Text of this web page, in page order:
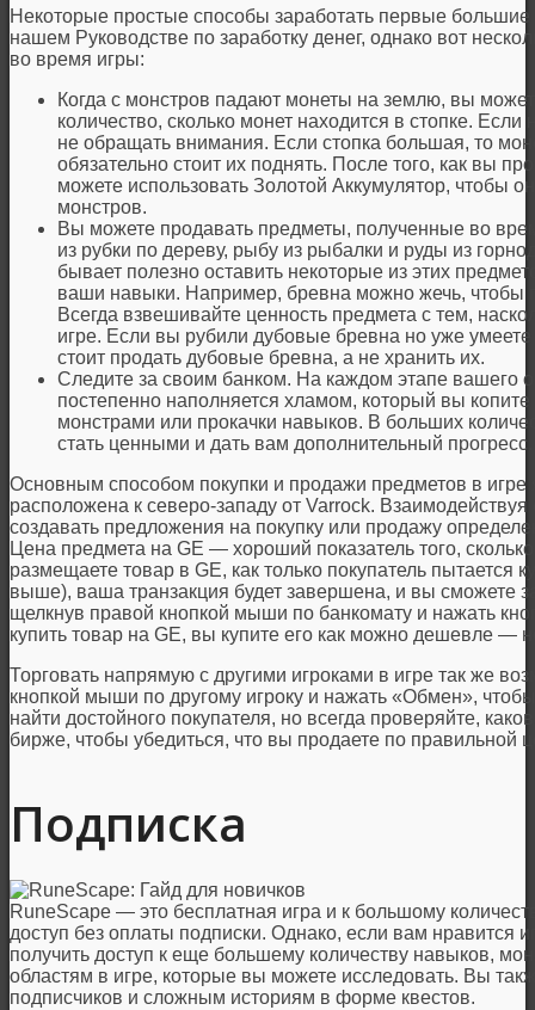
Некоторые простые способы заработать первые
нашем Руководстве по заработку денег, однако вот
во время игры:
Когда с монстров падают монеты на землю, вы
количество, сколько монет находится в стопке.
не обращать внимания. Если стопка большая, то
обязательно стоит их поднять. После того, как вы
можете использовать Золотой Аккумулятор, чтобы
монстров.
Вы можете продавать предметы, полученные во
из рубки по дереву, рыбу из рыбалки и руды из
бывает полезно оставить некоторые из этих
ваши навыки. Например, бревна можно жечь, чтобы
Всегда взвешивайте ценность предмета с тем,
игре. Если вы рубили дубовые бревна но уже
стоит продать дубовые бревна, а не хранить их.
Следите за своим банком. На каждом этапе вашего
постепенно наполняется хламом, который вы
монстрами или прокачки навыков. В больших
стать ценными и дать вам дополнительный прогресс.
Основным способом покупки и продажи предметов в игре
расположена к северо-западу от Varrock.
создавать предложения на покупку или продажу
Цена предмета на GE — хороший показатель того,
размещаете товар в GE, как только покупатель пытается
выше), ваша транзакция будет завершена, и вы сможете
щелкнув правой кнопкой мыши по банкомату и нажать
купить товар на GE, вы купите его как можно дешевле —
Торговать напрямую с другими игроками в игре так же
кнопкой мыши по другому игроку и нажать «Обмен»,
найти достойного покупателя, но всегда проверяйте,
бирже, чтобы убедиться, что вы продаете по правильной
Подписка
RuneScape — это бесплатная игра и к большому
доступ без оплаты подписки. Однако, если вам нравится
получить доступ к еще большему количеству навыков,
областям в игре, которые вы можете исследовать. Вы
подписчиков и сложным историям в форме квестов.